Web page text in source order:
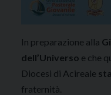
In preparazione alla
dell’Universo e che
Diocesi di Acireale
fraternità.